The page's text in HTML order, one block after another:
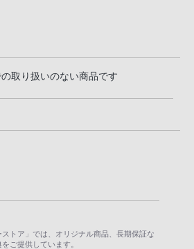
取り扱いのない商品です
トア」では、オリジナル商品、長期保証な
ご提供しています。